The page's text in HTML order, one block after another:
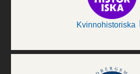
Kvinnohistoriska